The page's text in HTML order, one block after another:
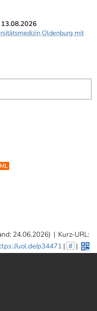
13.08.2026
Oldenburg mit
24.06.2026) | Kurz-URL:
uol.de/p34471 | # |